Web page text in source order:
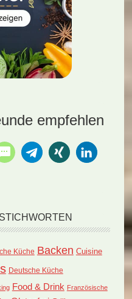
empfehlen
Küche Backen Cuisine
Deutsche Küche
Food & Drink Französische